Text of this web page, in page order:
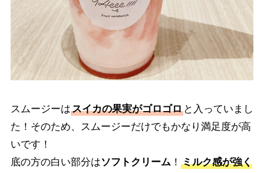
スムージーはスイカの果実がゴロゴロと入っていまし
た！そのため、スムージーだけでもかなり満足度が高
いです！
底の方の白い部分はソフトクリーム！ ミルク感が強く